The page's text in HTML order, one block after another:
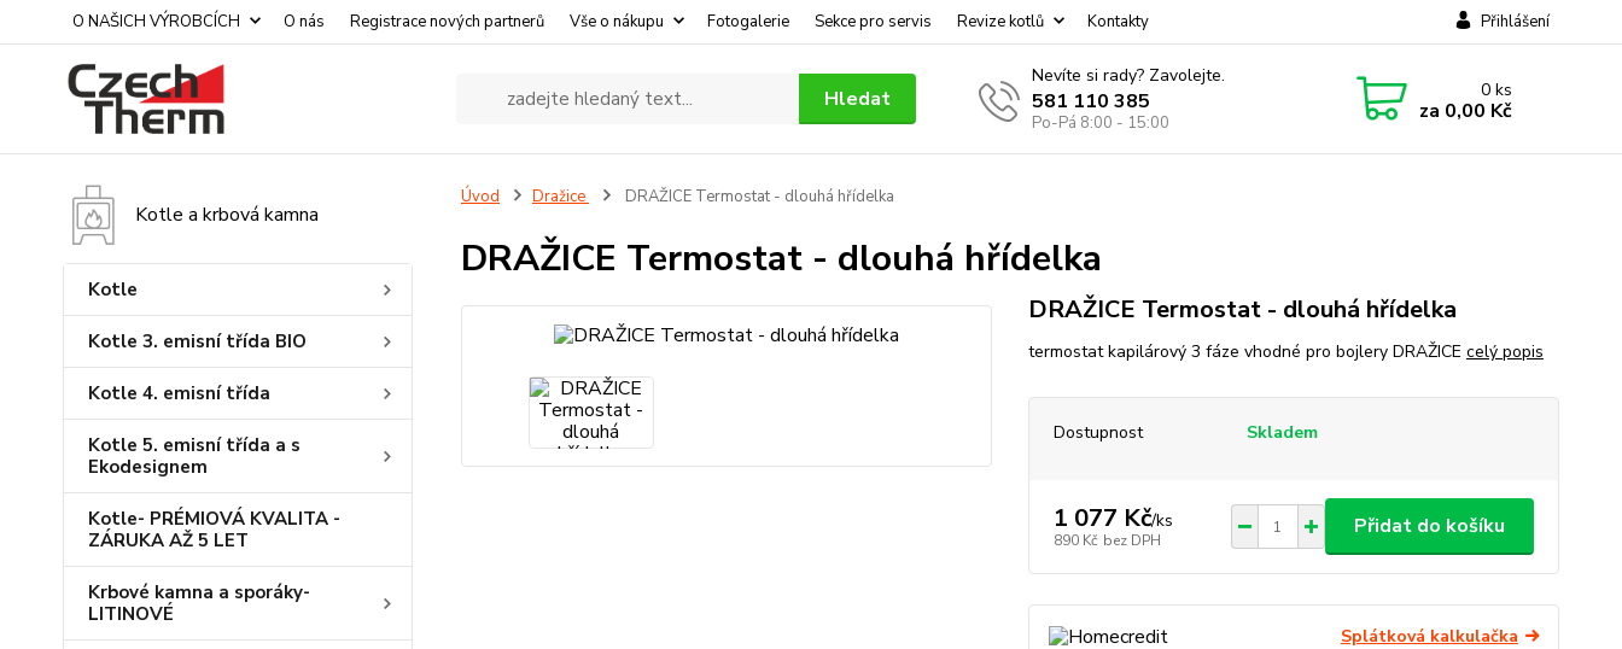
O NAŠICH VÝROBCÍCH O nás Registrace nových partnerů Vše o nákupu Fotogalerie Sekce pro servis Revize kotlů Kontakty Přihlášení
Hledat
Nevíte si rady? Zavolejte.
581 110 385
Po-Pá 8:00 - 15:00
0ks
za 0,00 Kč
Kotle a krbová kamna
Kotle
Kotle 3. emisní třída BIO
Kotle 4. emisní třída
Kotle 5. emisní třída a s
Ekodesignem
Kotle- PRÉMIOVÁ KVALITA -
ZÁRUKA AŽ 5 LET
Krbové kamna a sporáky-
LITINOVÉ
Úvod Dražice DRAŽICE Termostat - dlouhá hřídelka
DRAŽICE Termostat - dlouhá hřídelka
DRAŽICE Termostat - dlouhá hřídelka
termostat kapilárový 3 fáze vhodné pro bojlery DRAŽICE celý popis
Dostupnost Skladem
1 077 Kč/ks
890 Kč bez DPH
Přidat do košíku
Splátková kalkulačka